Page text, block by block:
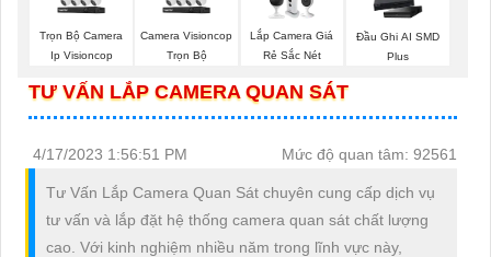
Trọn Bộ Camera
Ip Visioncop
Camera Visioncop
Trọn Bộ
Lắp Camera Giá
Rẻ Sắc Nét
Đầu Ghi AI SMD
Plus
TƯ VẤN LẮP CAMERA QUAN SÁT
4/17/2023 1:56:51 PM Mức độ quan tâm: 92561
Tư Vấn Lắp Camera Quan Sát chuyên cung cấp dịch vụ
tư vấn và lắp đặt hệ thống camera quan sát chất lượng
cao. Với kinh nghiệm nhiều năm trong lĩnh vực này,